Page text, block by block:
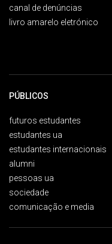
canal de denúncias
livro amarelo eletrónico
PÚBLICOS
futuros estudantes
estudantes ua
estudantes internacionais
alumni
pessoas ua
sociedade
comunicação e media